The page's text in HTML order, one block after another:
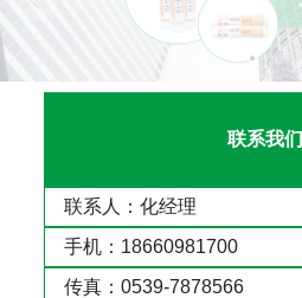
联系我们
联系人：化经理
手机：18660981700
传真：0539-7878566